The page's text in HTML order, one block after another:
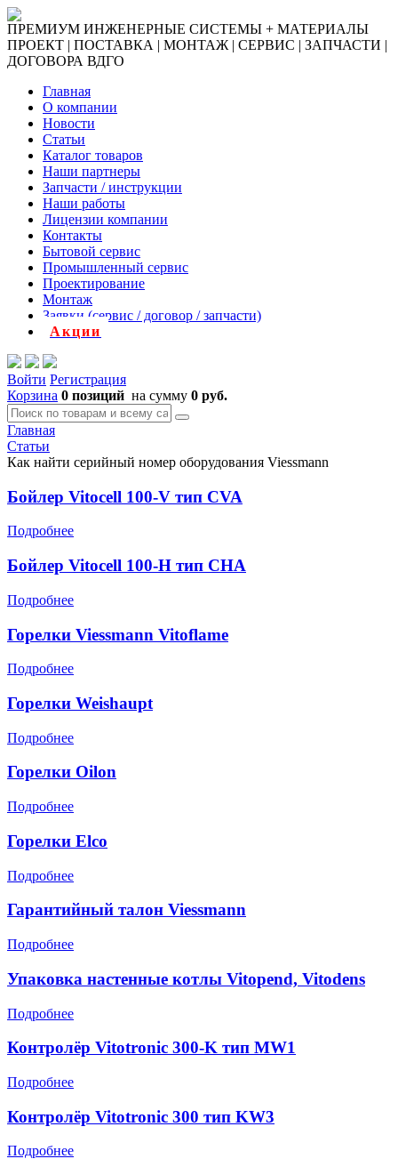
ПРЕМИУМ ИНЖЕНЕРНЫЕ СИСТЕМЫ + МАТЕРИАЛЫ
ПРОЕКТ | ПОСТАВКА | МОНТАЖ | СЕРВИС | ЗАПЧАСТИ |
ДОГОВОРА ВДГО
Главная
О компании
Новости
Статьи
Каталог товаров
Наши партнеры
Запчасти / инструкции
Наши работы
Лицензии компании
Контакты
Бытовой сервис
Промышленный сервис
Проектирование
Монтаж
Заявки (сервис / договор / запчасти)
Акции
Войти Регистрация
Корзина 0 позиций на сумму 0 руб.
Главная
Статьи
Как найти серийный номер оборудования Viessmann
Бойлер Vitocell 100-V тип CVA
Подробнее
Бойлер Vitocell 100-H тип CHA
Подробнее
Горелки Viessmann Vitoflame
Подробнее
Горелки Weishaupt
Подробнее
Горелки Oilon
Подробнее
Горелки Elco
Подробнее
Гарантийный талон Viessmann
Подробнее
Упаковка настенные котлы Vitopend, Vitodens
Подробнее
Контролёр Vitotronic 300-K тип MW1
Подробнее
Контролёр Vitotronic 300 тип KW3
Подробнее